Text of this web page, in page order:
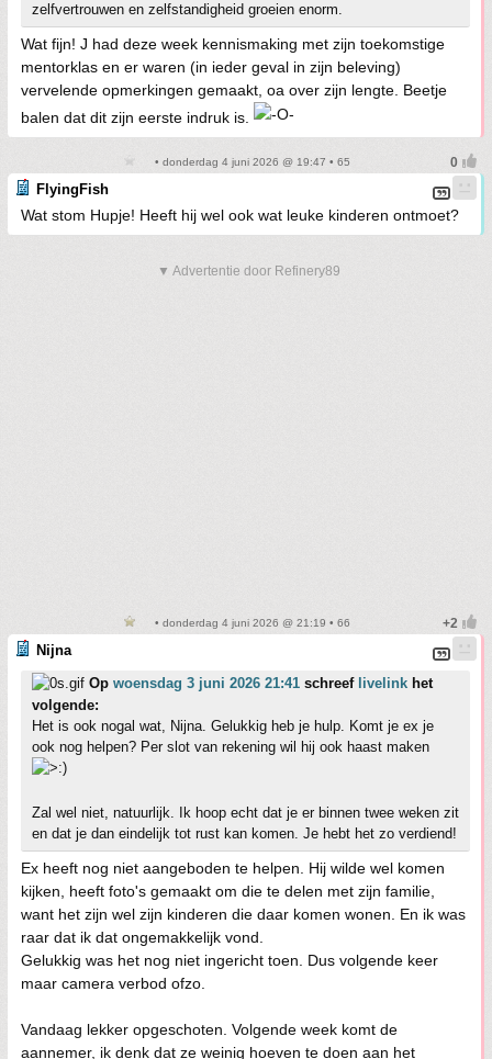
zelfvertrouwen en zelfstandigheid groeien enorm.
Wat fijn! J had deze week kennismaking met zijn toekomstige
mentorklas en er waren (in ieder geval in zijn beleving)
vervelende opmerkingen gemaakt, oa over zijn lengte. Beetje
balen dat dit zijn eerste indruk is.
• donderdag 4 juni 2026 @ 19:47 • 65
FlyingFish
Wat stom Hupje! Heeft hij wel ook wat leuke kinderen ontmoet?
▼ Advertentie door Refinery89
• donderdag 4 juni 2026 @ 21:19 • 66
Nijna
Op woensdag 3 juni 2026 21:41 schreef livelink het
volgende:
Het is ook nogal wat, Nijna. Gelukkig heb je hulp. Komt je ex je
ook nog helpen? Per slot van rekening wil hij ook haast maken
Zal wel niet, natuurlijk. Ik hoop echt dat je er binnen twee weken zit
en dat je dan eindelijk tot rust kan komen. Je hebt het zo verdiend!
Ex heeft nog niet aangeboden te helpen. Hij wilde wel komen
kijken, heeft foto's gemaakt om die te delen met zijn familie,
want het zijn wel zijn kinderen die daar komen wonen. En ik was
raar dat ik dat ongemakkelijk vond.
Gelukkig was het nog niet ingericht toen. Dus volgende keer
maar camera verbod ofzo.
Vandaag lekker opgeschoten. Volgende week komt de
aannemer, ik denk dat ze weinig hoeven te doen aan het